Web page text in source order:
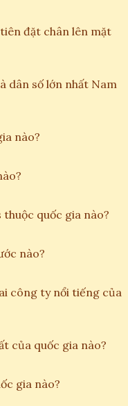
đặt chân lên mặt
dân số lớn nhất Nam
nào?
quốc gia nào?
nào?
công ty nổi tiếng của
của quốc gia nào?
gia nào?